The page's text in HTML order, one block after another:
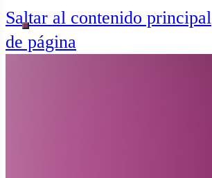
Saltar al contenido principal
de página